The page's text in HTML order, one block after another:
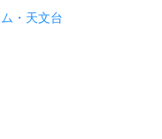
・天文台